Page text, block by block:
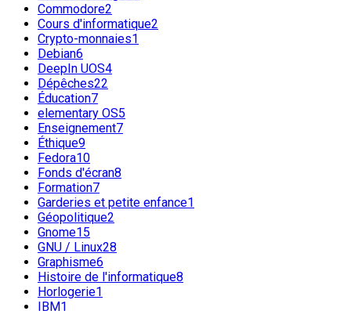
Commodore2
Cours d'informatique2
Crypto-monnaies1
Debian6
DeepIn UOS4
Dépêches22
Éducation7
elementary OS5
Enseignement7
Éthique9
Fedora10
Fonds d'écran8
Formation7
Garderies et petite enfance1
Géopolitique2
Gnome15
GNU / Linux28
Graphisme6
Histoire de l'informatique8
Horlogerie1
IBM1